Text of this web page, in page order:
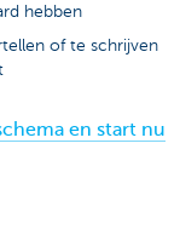
hebben
of te schrijven
en start nu